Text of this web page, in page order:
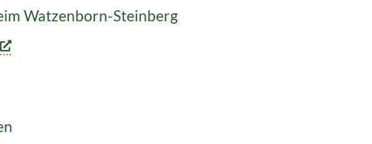
Watzenborn-Steinberg